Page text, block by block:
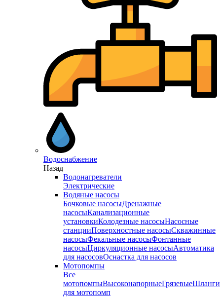
Водоснабжение
Назад
Водонагреватели
Электрические
Водяные насосы
Бочковые насосыДренажные
насосыКанализационные
установкиКолодезные насосыНасосные
станцииПоверхностные насосыСкважинные
насосыФекальные насосыФонтанные
насосыЦиркуляционные насосыАвтоматика
для насосовОснастка для насосов
Мотопомпы
Все
мотопомпыВысоконапорныеГрязевыеШланги
для мотопомп